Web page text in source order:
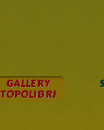
GALLERY
TOPOLIBRI